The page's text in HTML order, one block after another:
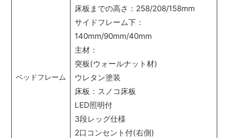
ベッドフレーム
床板までの高さ：258/208/158mm
サイドフレーム下：
140mm/90mm/40mm
主材：
突板(ウォールナット材)
ウレタン塗装
床板：スノコ床板
LED照明付
3段レッグ仕様
2口コンセント付(右側)